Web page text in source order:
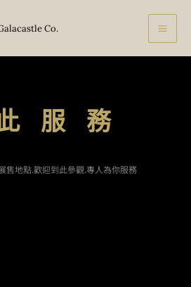
Co.
服 務
售地點.歡迎到此參觀.專人為你服務